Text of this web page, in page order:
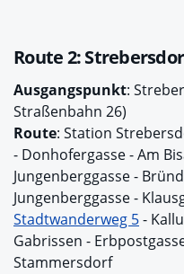
Route 2:
Ausgangspunkt:
Straßenbahn 26)
Route: Station
- Donhofergasse - Am
Jungenberggasse -
Jungenberggasse -
Stadtwanderweg 5-
Gabrissen -
Stammersdorf